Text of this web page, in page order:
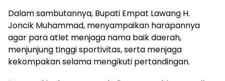
Dalam sambutannya, Bupati Empat Lawang H.
Joncik Muhammad, menyampaikan harapannya
agar para atlet menjaga nama baik daerah,
menjunjung tinggi sportivitas, serta menjaga
kekompakan selama mengikuti pertandingan.